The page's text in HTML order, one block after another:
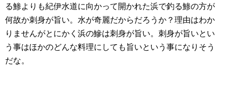
る鯵よりも紀伊水道に向かって開かれた浜で釣る鯵の方が
何故か刺身が旨い。水が奇麗だからだろうか？理由はわか
りませんがとにかく浜の鰺は刺身が旨い。刺身が旨いとい
う事はほかのどんな料理にしても旨いという事になりそう
だな。